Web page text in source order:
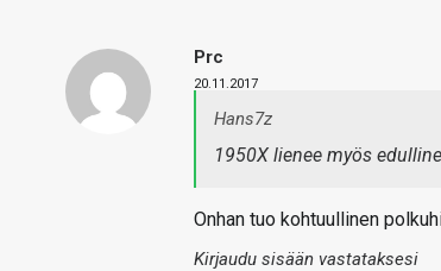
Prc
20.11.2017
Hans7z
1950X lienee myös
Onhan tuo kohtuullinen
Kirjaudu sisään vastataksesi